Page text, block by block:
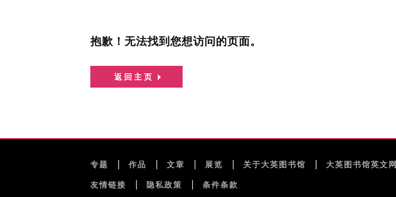
抱歉！无法找到您想访问的页面。
返回主页
专题 作品 文章 展览 关于大英图书馆 大英图书馆英文网
友情链接 隐私政策 条件条款